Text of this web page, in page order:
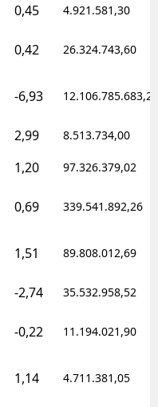
0,45 4.921.581,30
0,42 26.324.743,60
-6,93 12.106.785.683,20
2,99 8.513.734,00
1,20 97.326.379,02
0,69 339.541.892,26
1,51 89.808.012,69
-2,74 35.532.958,52
-0,22 11.194.021,90
1,14 4.711.381,05